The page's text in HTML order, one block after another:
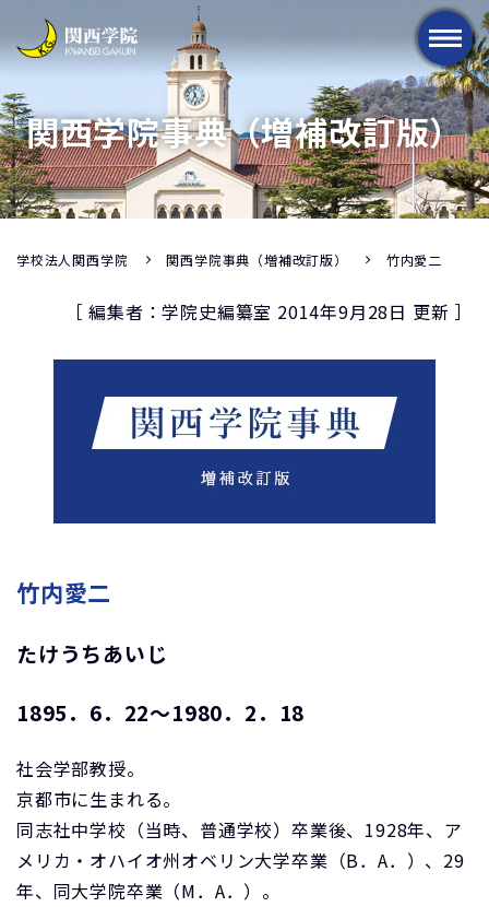
メニュー
関西学院事典（増補改訂版）
学校法人関西学院 関西学院事典（増補改訂版） 竹内愛二
［ 編集者：学院史編纂室 2014年9月28日 更新 ］
竹内愛二
たけうちあいじ
1895．6．22～1980．2．18
社会学部教授。
京都市に生まれる。
同志社中学校（当時、普通学校）卒業後、1928年、ア
メリカ・オハイオ州オベリン大学卒業（B．A．）、29
年、同大学院卒業（M．A．）。